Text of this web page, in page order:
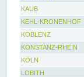
KAUB
KEHL-KRONENHOF
KOBLENZ
KONSTANZ-RHEIN
KÖLN
LOBITH